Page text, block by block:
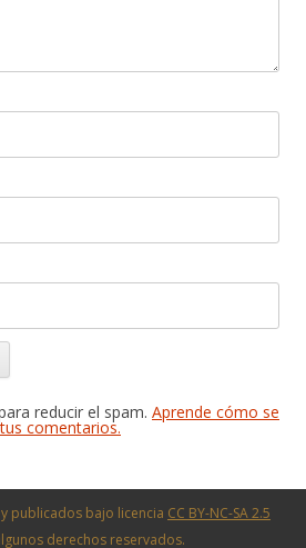
reducir el spam. Aprende cómo se
comentarios.
publicados bajo licencia CC BY-NC-SA 2.5
derechos reservados.